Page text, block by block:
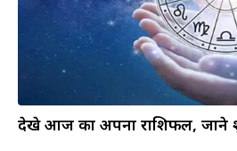
देखे आज का अपना राशिफल,